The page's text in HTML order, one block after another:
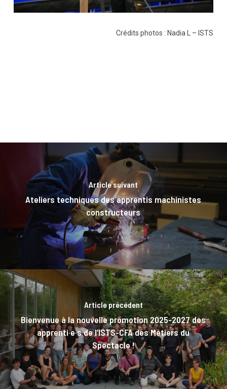
Crédits photos : Nadia L – ISTS
Article suivant
Ateliers techniques des apprentis machinistes
constructeurs
Article précédent
Bienvenue à la nouvelle promotion 2025-2027 des
apprenti·e·s de l’ISTS-CFA des Métiers du
Spectacle !